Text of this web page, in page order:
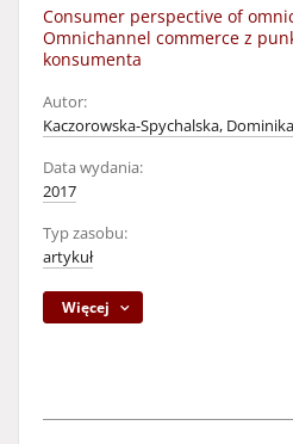
Consumer perspective of
Omnichannel commerce z
konsumenta
Autor:
Kaczorowska-Spychalska, Dominika
Data wydania:
2017
Typ zasobu:
artykuł
Więcej